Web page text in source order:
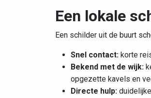
Een lokale
Een schilder uit de buurt
Snel contact: korte
Bekend met de wijk:
opgezette kavels en
Directe hulp: